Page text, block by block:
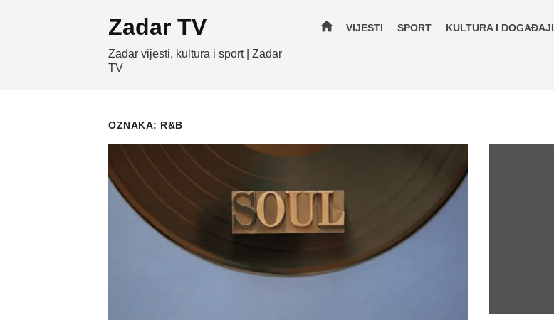
Zadar TV
Zadar vijesti, kultura i sport | Zadar
TV
home VIJESTI SPORT KULTURA I DOGAĐAJI
OZNAKA: R&B